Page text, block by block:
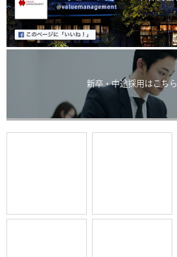
新卒・中途採用はこちら